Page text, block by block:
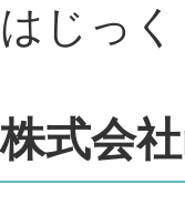
はじっ
株式会